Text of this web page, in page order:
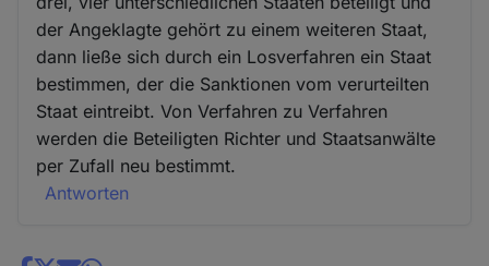
der Angeklagte gehört zu einem weiteren Staat,
dann ließe sich durch ein Losverfahren ein Staat
bestimmen, der die Sanktionen vom verurteilten
Staat eintreibt. Von Verfahren zu Verfahren
werden die Beteiligten Richter und Staatsanwälte
per Zufall neu bestimmt.
Antworten